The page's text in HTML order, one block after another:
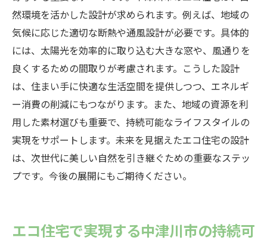
然環境を活かした設計が求められます。例えば、地域の
気候に応じた適切な断熱や通風設計が必要です。具体的
には、太陽光を効率的に取り込む大きな窓や、風通りを
良くするための間取りが考慮されます。こうした設計
は、住まい手に快適な生活空間を提供しつつ、エネルギ
ー消費の削減にもつながります。また、地域の資源を利
用した素材選びも重要で、持続可能なライフスタイルの
実現をサポートします。未来を見据えたエコ住宅の設計
は、次世代に美しい自然を引き継ぐための重要なステッ
プです。今後の展開にもご期待ください。
エコ住宅で実現する中津川市の持続可